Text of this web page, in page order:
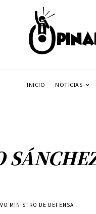
INICIO NOTICIAS
MINISTRO DE DEFENSA